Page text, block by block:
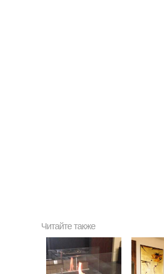
Читайте также